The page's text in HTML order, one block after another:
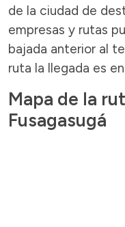
de la ciudad de
empresas y rutas
bajada anterior al
ruta la llegada es
Mapa de la
Fusagasugá